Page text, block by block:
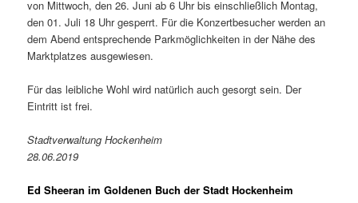
von Mittwoch, den 26. Juni ab 6 Uhr bis einschließlich Montag,
den 01. Juli 18 Uhr gesperrt. Für die Konzertbesucher werden an
dem Abend entsprechende Parkmöglichkeiten in der Nähe des
Marktplatzes ausgewiesen.
Für das leibliche Wohl wird natürlich auch gesorgt sein. Der
Eintritt ist frei.
Stadtverwaltung Hockenheim
28.06.2019
Ed Sheeran im Goldenen Buch der Stadt Hockenheim